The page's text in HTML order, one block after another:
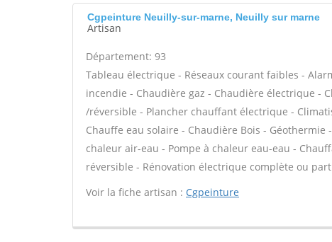
Cgpeinture Neuilly-sur-marne, Neuilly sur marne
Artisan
Département: 93
Tableau électrique - Réseaux courant faibles -
incendie - Chaudière gaz - Chaudière électrique -
/réversible - Plancher chauffant électrique -
Chauffe eau solaire - Chaudière Bois -
chaleur air-eau - Pompe à chaleur eau-eau -
réversible - Rénovation électrique complète ou
Voir la fiche artisan : Cgpeinture